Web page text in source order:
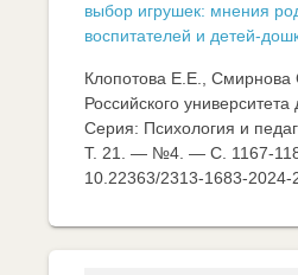
выбор игрушек: мнения
воспитателей и детей-
Клопотова Е.Е.,
Российского
Серия: Психология и
Т. 21. — №4. — C. 1167-
10.22363/2313-1683-2024-